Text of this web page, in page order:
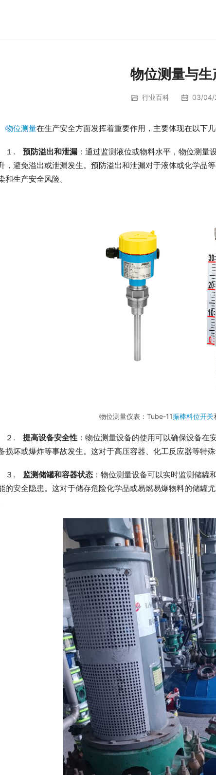
物位测量与生
行业百科 03/04/
物位测量在生产安全方面发挥着重要作用，主要体现在以下几
. 预防溢出和泄漏 ：通过监测液位或物料水平，物位测
，避免溢出或泄漏发生。预防溢出和泄漏对于液体或化学品
和生产安全风险。
物位测量仪表：Tube-11振棒料位开关
. 提高设备安全性 ：物位测量设备的使用可以确保设备
损坏或爆炸等事故发生。这对于高压容器、化工反应器等特殊
. 监测储罐和容器状态 ：物位测量设备可以实时监测储罐
的安全隐患。这对于储存危险化学品或易燃易爆物料的储罐